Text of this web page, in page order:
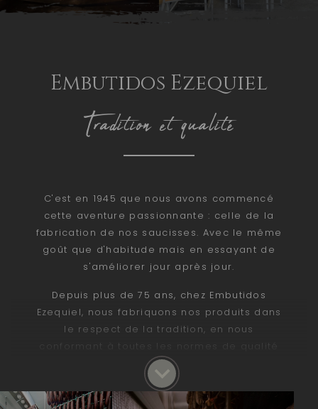
Embutidos Ezequiel
Tradition et qualité
C'est en 1945 que nous avons commencé
cette aventure passionnante : celle de la
fabrication de nos saucisses. Avec le même
goût que d'habitude mais en essayant de
s'améliorer jour après jour.
Depuis plus de 75 ans, chez Embutidos
Ezequiel, nous fabriquons nos produits dans
le respect de la tradition, en nous
et en maintenant une activité soutenue par
une innovation constante et en phase avec
son temps.